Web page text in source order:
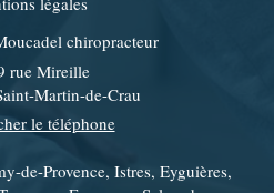
chiropracteur
rue Mireille
Martin-de-Crau
le téléphone
de-Provence, Istres, Eyguières,